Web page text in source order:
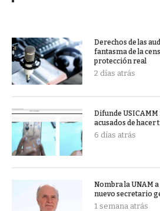
Derechos de las
fantasma de la
protección real
2 días atrás
Difunde
acusados de
6 días atrás
Nombra la UNAM
nuevo secretario
1 semana atrás